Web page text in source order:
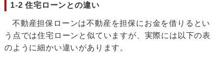
1-2 住宅ローンとの違い
不動産担保ローンは不動産を担保にお金を借りるとい
う点では住宅ローンと似ていますが、実際には以下の表
のように細かい違いがあります。